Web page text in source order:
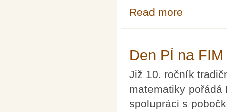
Read more
Den PÍ na FIM
Již 10. ročník
matematiky pořádá
spolupráci s